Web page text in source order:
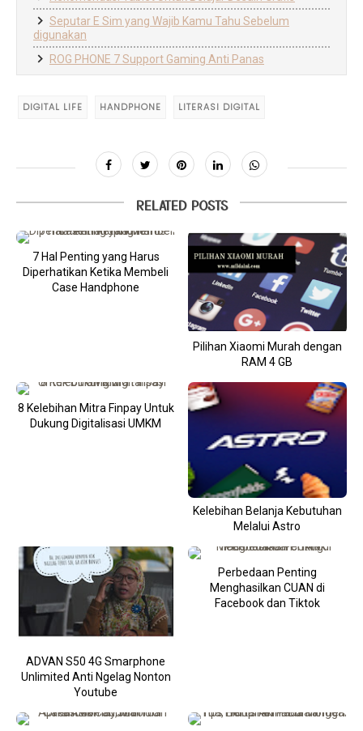
Seputar E Sim yang Wajib Kamu Tahu Sebelum
digunakan
ROG PHONE 7 Support Gaming Anti Panas
DIGITAL LIFE HANDPHONE LITERASI DIGITAL
RELATED POSTS
7 Hal Penting yang Harus
Diperhatikan Ketika Membeli
Case Handphone
Pilihan Xiaomi Murah dengan
RAM 4 GB
8 Kelebihan Mitra Finpay Untuk
Dukung Digitalisasi UMKM
Kelebihan Belanja Kebutuhan
Melalui Astro
ADVAN S50 4G Smarphone
Unlimited Anti Ngelag Nonton
Youtube
Perbedaan Penting
Menghasilkan CUAN di
Facebook dan Tiktok